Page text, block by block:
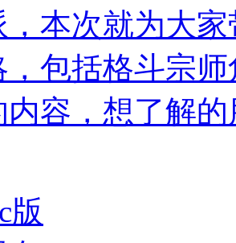
，本次就为大
，包括格斗宗
内容，想了解